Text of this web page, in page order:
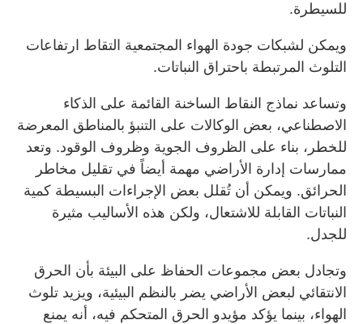
للسيطرة.
ويمكن لشبكات جودة الهواء المجتمعية التقاط ارتفاعات
التلوث المرتبطة باحتراق النباتات.
وتساعد نماذج النقاط الساخنة القائمة على الذكاء
الاصطناعي، بعض الوكالات على التنبؤ بالمناطق المعرضة
للخطر، بناء على الظروف الجوية وظروف الوقود. وتعد
ممارسات إدارة الأراضي مهمة أيضاً في تقليل مخاطر
الحرائق. ويمكن أن تُقلل بعض الإجراءات البسيطة كمية
النباتات القابلة للاشتعال، ولكن هذه الأساليب مثيرة
للجدل.
وتجادل بعض مجموعات الحفاظ على البيئة بأن الحرق
الانتقائي لبعض الأراضي يضر بالنظم البيئية، ويزيد تلوث
الهواء، بينما يؤكد مؤيدو الحرق المتحكم فيه، أنه يمنع